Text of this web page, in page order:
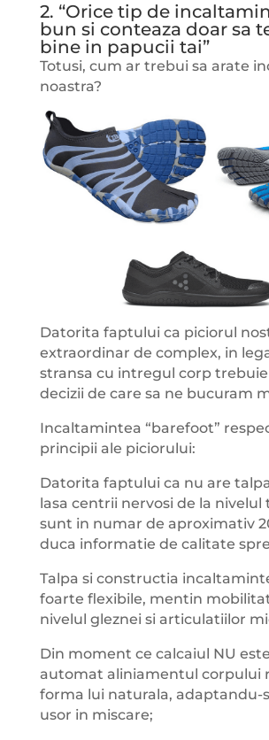
2. “Orice tip de
bun si conteaza doar sa
bine in papucii tai”
Totusi, cum ar trebui sa arate
noastra?
Datorita faptului ca piciorul
extraordinar de complex, in
stransa cu intregul corp
decizii de care sa ne bucuram
Incaltamintea “barefoot”
principii ale piciorului:
Datorita faptului ca nu are
lasa centrii nervosi de la nivelul
sunt in numar de aproximativ
duca informatie de calitate
Talpa si constructia
foarte flexibile, mentin
nivelul gleznei si articulatiilor
Din moment ce calcaiul NU
automat aliniamentul corpului
forma lui naturala, adaptandu-
usor in miscare;